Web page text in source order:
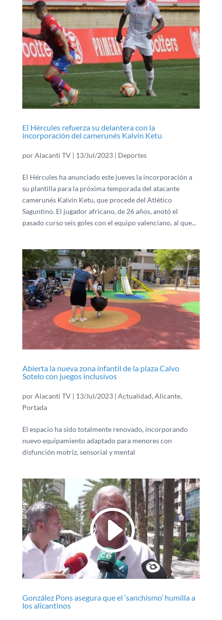
El Hércules refuerza su delantera con la
incorporación del camerunés Kalvin Ketu
porAlacanti TV| 13/Jul/2023| Deportes
El Hércules ha anunciado este jueves la incorporación a
su plantilla para la próxima temporada del atacante
camerunés Kalvin Ketu, que procede del Atlético
Saguntino. El jugador africano, de 26 años, anotó el
pasado curso seis goles con el equipo valenciano, al que...
Abierta la nueva zona infantil de la plaza Calvo
Sotelo con juegos inclusivos
porAlacanti TV| 13/Jul/2023| Actualidad, Alicante,
Portada
El espacio ha sido totalmente renovado, incorporando
nuevo equipamiento adaptado para menores con
disfunción motriz, sensorial y mental
González Pons asegura que el ‘sanchismo’ humilla a
los alicantinos